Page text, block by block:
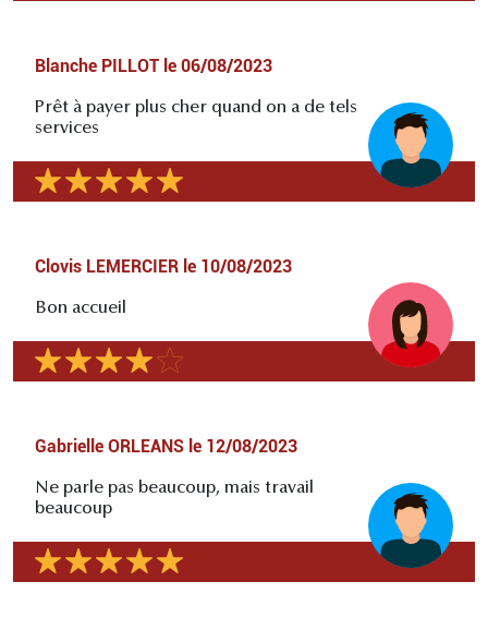
Blanche PILLOT le 06/08/2023
Prêt à payer plus cher quand on a de tels
services
Clovis LEMERCIER le 10/08/2023
Bon accueil
Gabrielle ORLEANS le 12/08/2023
Ne parle pas beaucoup, mais travail
beaucoup